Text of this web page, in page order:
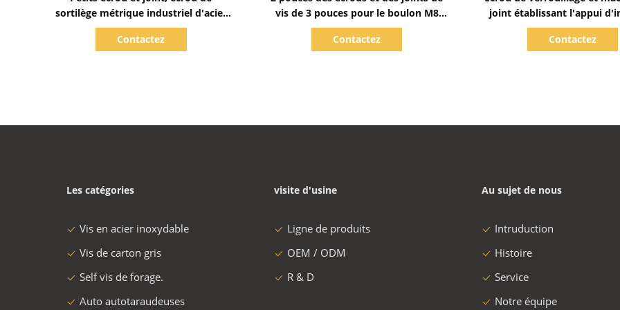
sortilège métrique industriel d'acier
inoxydable de sortilège
Contactez
vis de 3 pouces pour le boulon M8
empêchent la corrosion
Contactez
joint établissant l'appui
chimique
Contactez
Les catégories
Vis en acier inoxydable
Vis de carton gris
Self vis de forage.
Auto autotaraudeuses
visite d'usine
Ligne de produits
OEM / ODM
R & D
Au sujet de nous
Intruduction
Histoire
Service
Notre équipe